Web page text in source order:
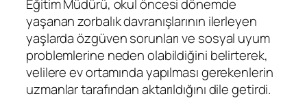
Eğitim Müdürü, okul öncesi dönemde
yaşanan zorbalık davranışlarının ilerleyen
yaşlarda özgüven sorunları ve sosyal uyum
problemlerine neden olabildiğini belirterek,
velilere ev ortamında yapılması gerekenlerin
uzmanlar tarafından aktarıldığını dile getirdi.